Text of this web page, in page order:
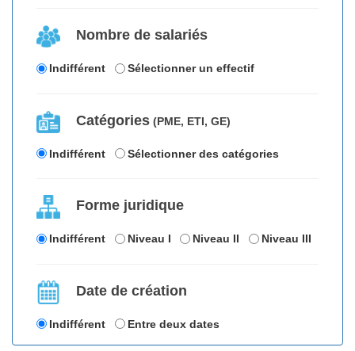
Nombre de salariés
Indifférent Sélectionner un effectif
Catégories (PME, ETI, GE)
Indifférent Sélectionner des catégories
Forme juridique
Indifférent Niveau I Niveau II Niveau III
Date de création
Indifférent Entre deux dates